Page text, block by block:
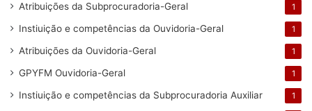
Atribuições da Subprocuradoria-Geral 1
Instiuição e competências da Ouvidoria-Geral 1
Atribuições da Ouvidoria-Geral 1
GPYFM Ouvidoria-Geral 1
Instiuição e competências da Subprocuradoria Auxiliar 1